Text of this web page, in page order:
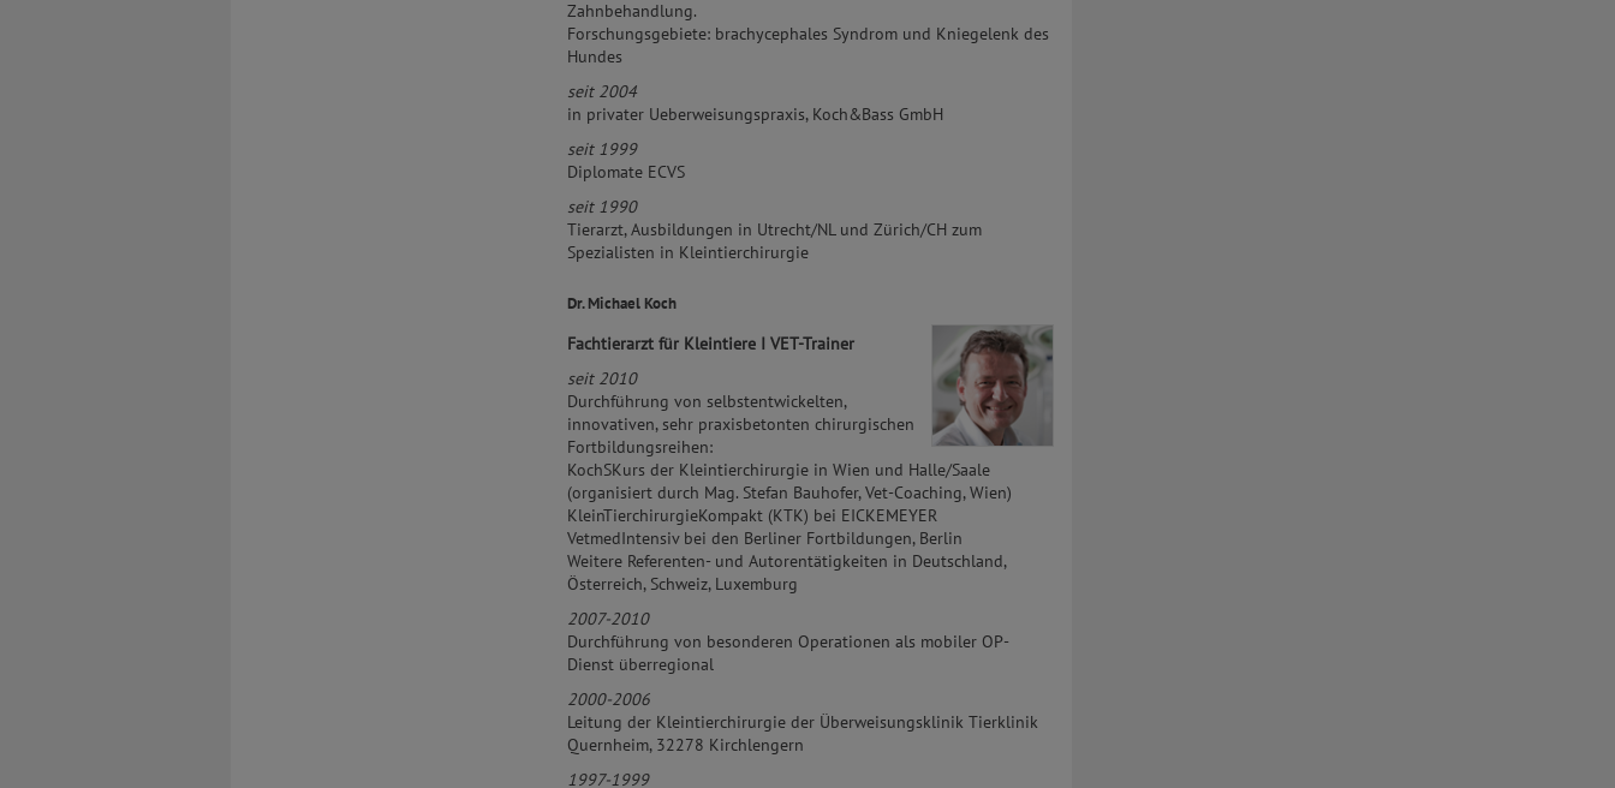
Zahnbehandlung.
Forschungsgebiete: brachycephales Syndrom und Kniegelenk des
Hundes
seit 2004
in privater Ueberweisungspraxis, Koch&Bass GmbH
seit 1999
Diplomate ECVS
seit 1990
Tierarzt, Ausbildungen in Utrecht/NL und Zürich/CH zum
Spezialisten in Kleintierchirurgie
Dr. Michael Koch
Fachtierarzt für Kleintiere I VET-Trainer
seit 2010
Durchführung von selbstentwickelten,
innovativen, sehr praxisbetonten chirurgischen
Fortbildungsreihen:
KochSKurs der Kleintierchirurgie in Wien und Halle/Saale
(organisiert durch Mag. Stefan Bauhofer, Vet-Coaching, Wien)
KleinTierchirurgieKompakt (KTK) bei EICKEMEYER
VetmedIntensiv bei den Berliner Fortbildungen, Berlin
Weitere Referenten- und Autorentätigkeiten in Deutschland,
Österreich, Schweiz, Luxemburg
2007-2010
Durchführung von besonderen Operationen als mobiler OP-
Dienst überregional
2000-2006
Leitung der Kleintierchirurgie der Überweisungsklinik Tierklinik
Quernheim, 32278 Kirchlengern
1997-1999